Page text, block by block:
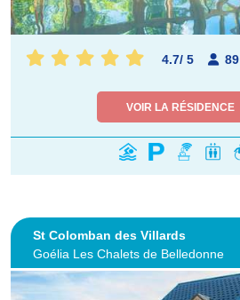
4.7/ 5 89
VOIR LA RÉSIDENCE
St Colomban des Villards
Goélia Les Chalets de Belledonne